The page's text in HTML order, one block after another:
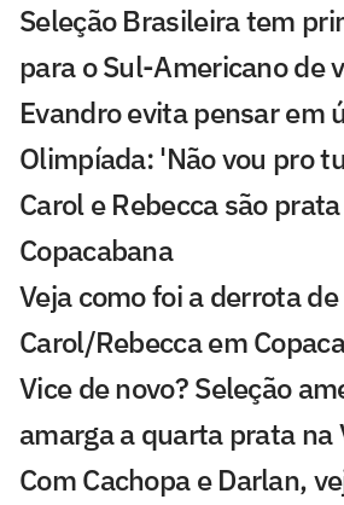
Seleção Brasileira tem
para o Sul-Americano de
Evandro evita pensar em
Olimpíada: 'Não vou pro
Carol e Rebecca são
Copacabana
Veja como foi a derrota de
Carol/Rebecca em
Vice de novo? Seleção
amarga a quarta prata na
Com Cachopa e Darlan,